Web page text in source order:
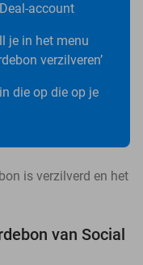
account
je in het menu
verzilveren’
die op die op je
is verzilverd en het
van Social